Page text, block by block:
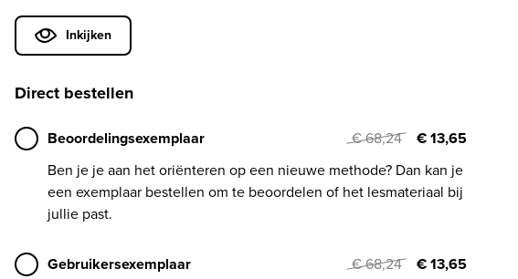
Inkijken
Direct bestellen
Beoordelingsexemplaar € 68,24
€ 13,65
Ben je je aan het oriënteren op een nieuwe methode? Dan kan je
een exemplaar bestellen om te beoordelen of het lesmateriaal bij
jullie past.
Gebruikersexemplaar € 68,24
€ 13,65